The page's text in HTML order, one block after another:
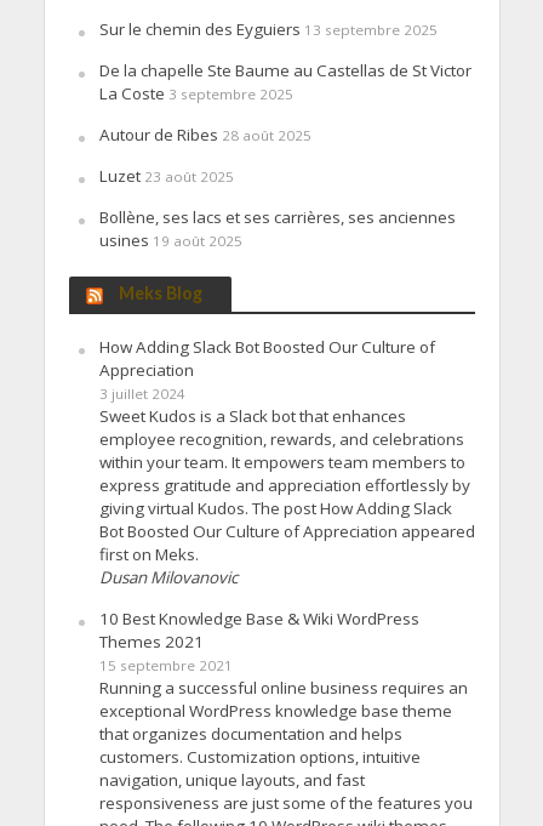
Sur le chemin des Eyguiers 13 septembre 2025
De la chapelle Ste Baume au Castellas de St Victor
La Coste 3 septembre 2025
Autour de Ribes 28 août 2025
Luzet 23 août 2025
Bollène, ses lacs et ses carrières, ses anciennes
usines 19 août 2025
Meks Blog
How Adding Slack Bot Boosted Our Culture of
Appreciation
3 juillet 2024
Sweet Kudos is a Slack bot that enhances
employee recognition, rewards, and celebrations
within your team. It empowers team members to
express gratitude and appreciation effortlessly by
giving virtual Kudos. The post How Adding Slack
Bot Boosted Our Culture of Appreciation appeared
first on Meks.
Dusan Milovanovic
10 Best Knowledge Base & Wiki WordPress
Themes 2021
15 septembre 2021
Running a successful online business requires an
exceptional WordPress knowledge base theme
that organizes documentation and helps
customers. Customization options, intuitive
navigation, unique layouts, and fast
responsiveness are just some of the features you